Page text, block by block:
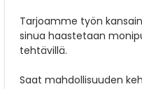
Tarjoamme työn
sinua haastetaan
tehtävillä.
Saat mahdollisuuden